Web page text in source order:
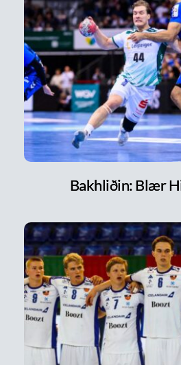
Bakhliðin: Blær